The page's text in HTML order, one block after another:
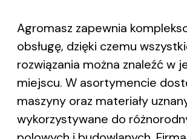
Agromasz zapewnia
obsługę, dzięki czemu
rozwiązania można znaleźć w
miejscu. W asortymencie
maszyny oraz materiały
wykorzystywane do